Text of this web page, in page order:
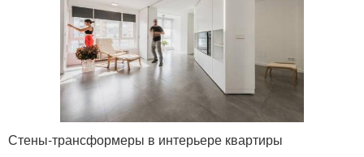
Стены-трансформеры в интерьере квартиры